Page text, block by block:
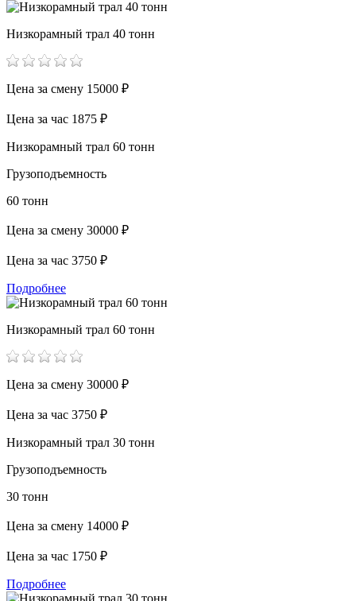
Низкорамный трал 40 тонн
Цена за смену 15000 ₽
Цена за час 1875 ₽
Низкорамный трал 60 тонн
Грузоподъемность
60 тонн
Цена за смену 30000 ₽
Цена за час 3750 ₽
Подробнее
Низкорамный трал 60 тонн
Цена за смену 30000 ₽
Цена за час 3750 ₽
Низкорамный трал 30 тонн
Грузоподъемность
30 тонн
Цена за смену 14000 ₽
Цена за час 1750 ₽
Подробнее